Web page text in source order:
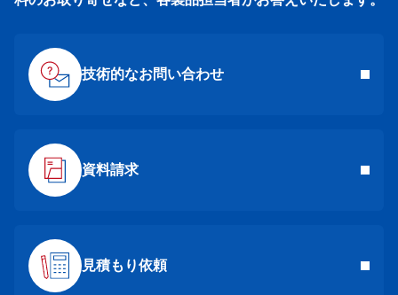
技術的なお問い合わせ
資料請求
見積もり依頼